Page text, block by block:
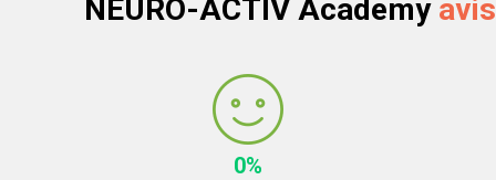
NEURO-ACTIV Academy avis
0%